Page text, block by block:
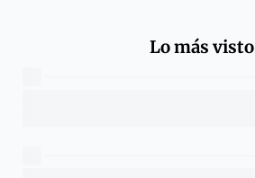
Lo más visto